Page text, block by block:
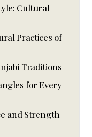
Cultural
Practices of
Traditions
for Every
and Strength